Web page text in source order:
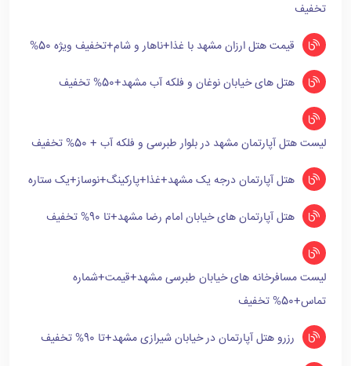
تخفیف
قیمت هتل ارزان مشهد با غذا+ناهار و شام+تخفیف ویژه 50%
هتل های خیابان نوغان و فلکه آب مشهد+50% تخفیف
لیست هتل آپارتمان مشهد در بلوار طبرسی و فلکه آب + 50% تخفیف
هتل آپارتمان درجه یک مشهد+غذا+پارکینگ+نوساز+یک ستاره
هتل آپارتمان های خیابان امام رضا مشهد+تا 90% تخفیف
لیست مسافرخانه های خیابان طبرسی مشهد+قیمت+شماره
تماس+50% تخفیف
رزرو هتل آپارتمان در خیابان شیرازی مشهد+تا 90% تخفیف